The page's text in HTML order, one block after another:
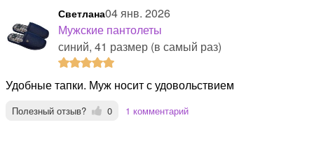
Светлана04 янв. 2026
Мужские пантолеты
синий, 41 размер (в самый раз)
Удобные тапки. Муж носит с удовольствием
Полезный отзыв? 0 1 комментарий